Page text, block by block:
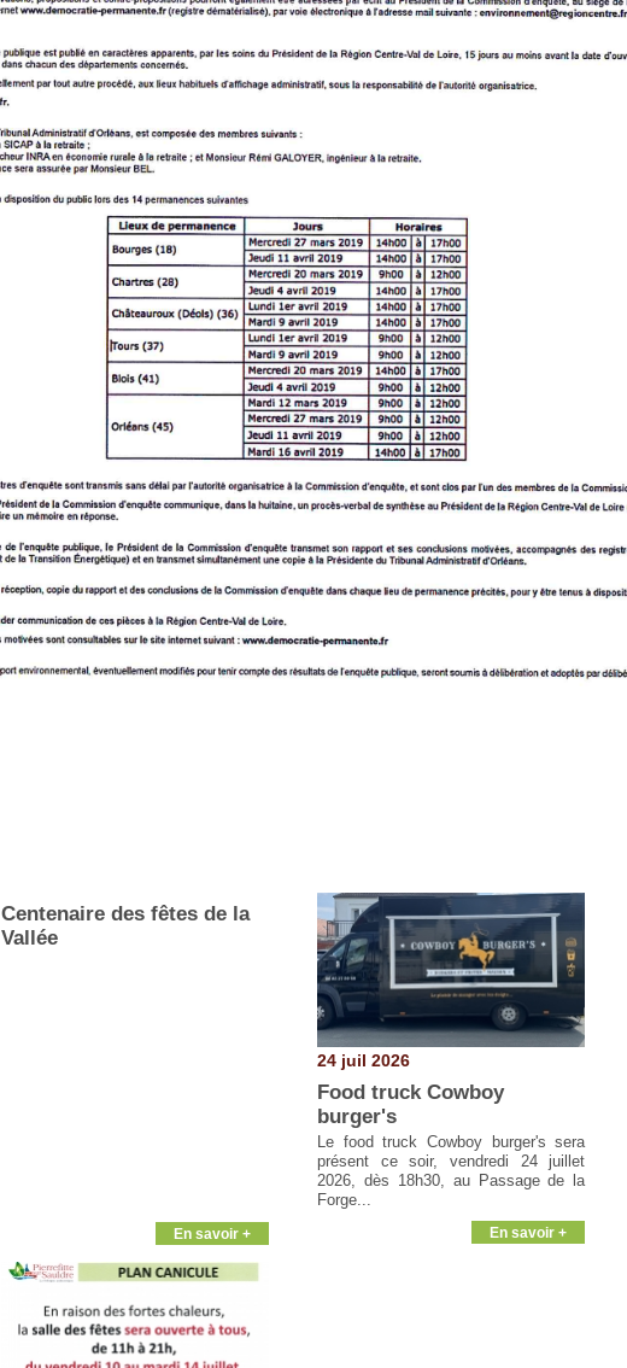
Centenaire des fêtes de la
Vallée
En savoir +
24 juil 2026
Food truck Cowboy
burger's
Le food truck Cowboy burger's sera
présent ce soir, vendredi 24 juillet
2026, dès 18h30, au Passage de la
Forge...
En savoir +